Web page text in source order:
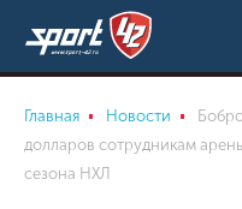
Главная Новости
долларов сотрудникам
сезона НХЛ